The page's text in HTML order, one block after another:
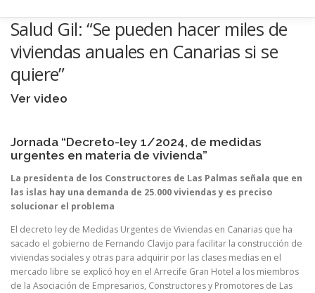
AECPLPA NOTICIAS TRANSPARENCIA
INICIAR SESIÓN
Salud Gil: “Se pueden hacer miles de
viviendas anuales en Canarias si se
quiere”
Ver video
Jornada “Decreto-ley 1/2024, de medidas
urgentes en materia de vivienda”
La presidenta de los Constructores de Las Palmas señala que en
las islas hay una demanda de 25.000 viviendas y es preciso
solucionar el problema
El decreto ley de Medidas Urgentes de Viviendas en Canarias que ha
sacado el gobierno de Fernando Clavijo para facilitar la construcción de
viviendas sociales y otras para adquirir por las clases medias en el
mercado libre se explicó hoy en el Arrecife Gran Hotel a los miembros
de la Asociación de Empresarios, Constructores y Promotores de Las